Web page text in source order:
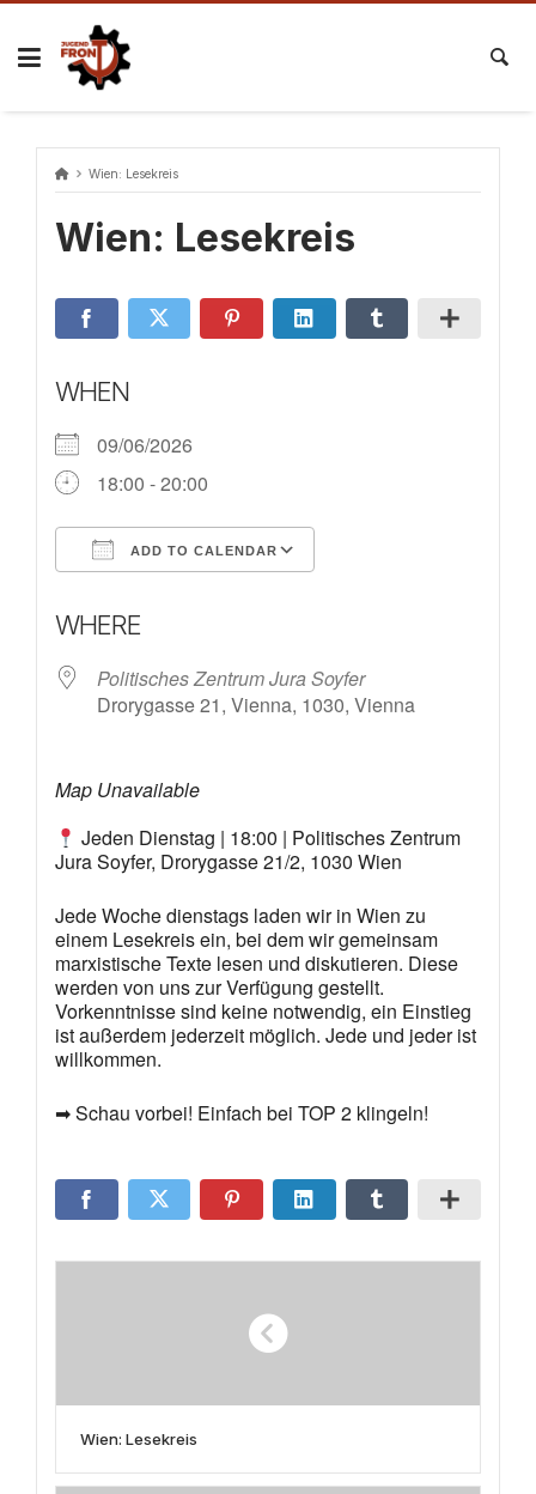
Skip
content
Wien: Lesekreis
Wien: Lesekreis
WHEN
09/06/2026
18:00 - 20:00
ADD TO CALENDAR
WHERE
Politisches Zentrum Jura Soyfer
Drorygasse 21, Vienna, 1030, Vienna
Map Unavailable
Jeden Dienstag | 18:00 | Politisches Zentrum
Jura Soyfer, Drorygasse 21/2, 1030 Wien
Jede Woche dienstags laden wir in Wien zu
einem Lesekreis ein, bei dem wir gemeinsam
marxistische Texte lesen und diskutieren. Diese
werden von uns zur Verfügung gestellt.
Vorkenntnisse sind keine notwendig, ein Einstieg
ist außerdem jederzeit möglich. Jede und jeder ist
willkommen.
➡ Schau vorbei! Einfach bei TOP 2 klingeln!
Wien: Lesekreis